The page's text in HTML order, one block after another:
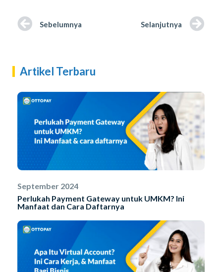
Sebelumnya Selanjutnya
Artikel Terbaru
September 2024
Perlukah Payment Gateway untuk UMKM? Ini
Manfaat dan Cara Daftarnya